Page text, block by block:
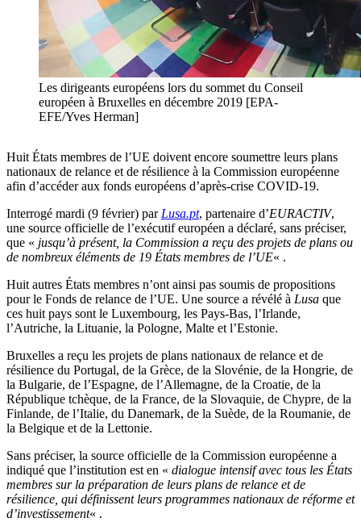
Les dirigeants européens lors du sommet du Conseil
européen à Bruxelles en décembre 2019 [EPA-
EFE/Yves Herman]
Huit États membres de l’UE doivent encore soumettre leurs plans
nationaux de relance et de résilience à la Commission européenne
afin d’accéder aux fonds européens d’après-crise COVID-19.
Interrogé mardi (9 février) par Lusa.pt, partenaire d’EURACTIV,
une source officielle de l’exécutif européen a déclaré, sans préciser,
que « jusqu’à présent, la Commission a reçu des projets de plans ou
de nombreux éléments de 19 États membres de l’UE« .
Huit autres États membres n’ont ainsi pas soumis de propositions
pour le Fonds de relance de l’UE. Une source a révélé à Lusa que
ces huit pays sont le Luxembourg, les Pays-Bas, l’Irlande,
l’Autriche, la Lituanie, la Pologne, Malte et l’Estonie.
Bruxelles a reçu les projets de plans nationaux de relance et de
résilience du Portugal, de la Grèce, de la Slovénie, de la Hongrie, de
la Bulgarie, de l’Espagne, de l’Allemagne, de la Croatie, de la
République tchèque, de la France, de la Slovaquie, de Chypre, de la
Finlande, de l’Italie, du Danemark, de la Suède, de la Roumanie, de
la Belgique et de la Lettonie.
Sans préciser, la source officielle de la Commission européenne a
indiqué que l’institution est en « dialogue intensif avec tous les États
membres sur la préparation de leurs plans de relance et de
résilience, qui définissent leurs programmes nationaux de réforme et
d’investissement« .